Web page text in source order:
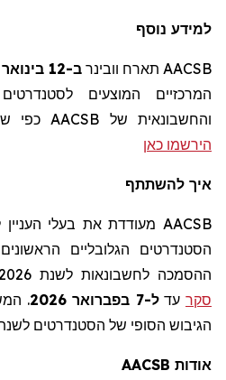
למידע נוסף
AACSB תארח וובינר ב-12 בינואר 2026
המרכזיים המוצעים
והחשבונאית של AACSB
כפי
הירשמו כאן
איך להשתתף
AACSB מעודדת את בעלי העניין לעיין בטיוטות החשיפה של
הסטנדרטים הגלובליים
ההסמכה לחשבונאות לשנת 2026 ולהגיש הערות באמצעות
סקרעדל-7 בפברואר 2026 .
הגיבוש הסופי של הסטנדרטים לשנת
אודות AACSB